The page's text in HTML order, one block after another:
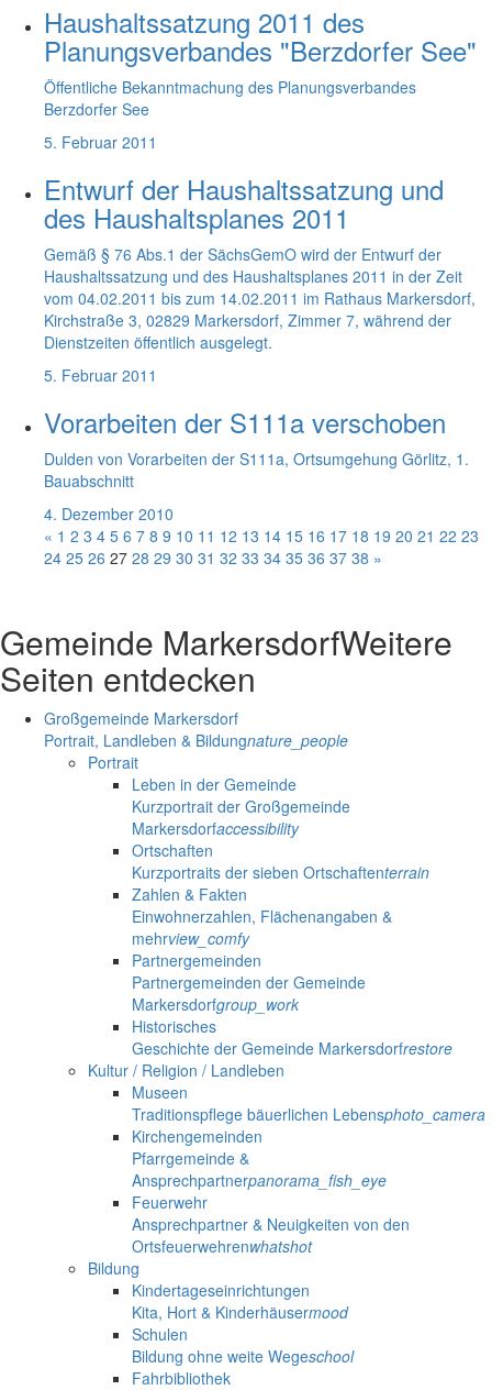
Haushaltssatzung 2011 des
Planungsverbandes "Berzdorfer See"
Öffentliche Bekanntmachung des Planungsverbandes
Berzdorfer See
5. Februar 2011
Entwurf der Haushaltssatzung und
des Haushaltsplanes 2011
Gemäß § 76 Abs.1 der SächsGemO wird der Entwurf der
Haushaltssatzung und des Haushaltsplanes 2011 in der Zeit
vom 04.02.2011 bis zum 14.02.2011 im Rathaus Markersdorf,
Kirchstraße 3, 02829 Markersdorf, Zimmer 7, während der
Dienstzeiten öffentlich ausgelegt.
5. Februar 2011
Vorarbeiten der S111a verschoben
Dulden von Vorarbeiten der S111a, Ortsumgehung Görlitz, 1.
Bauabschnitt
4. Dezember 2010
« 1 2 3 4 5 6 7 8 9 10 11 12 13 14 15 16 17 18 19 20 21 22 23
24 25 26 27 28 29 30 31 32 33 34 35 36 37 38 »
Gemeinde MarkersdorfWeitere
Seiten entdecken
Großgemeinde Markersdorf
Portrait, Landleben & Bildungnature_people
Portrait
Leben in der Gemeinde
Kurzportrait der Großgemeinde
Markersdorfaccessibility
Ortschaften
Kurzportraits der sieben Ortschaftenterrain
Zahlen & Fakten
Einwohnerzahlen, Flächenangaben &
mehrview_comfy
Partnergemeinden
Partnergemeinden der Gemeinde
Markersdorfgroup_work
Historisches
Geschichte der Gemeinde Markersdorfrestore
Kultur / Religion / Landleben
Museen
Traditionspflege bäuerlichen Lebensphoto_camera
Kirchengemeinden
Pfarrgemeinde &
Ansprechpartnerpanorama_fish_eye
Feuerwehr
Ansprechpartner & Neuigkeiten von den
Ortsfeuerwehrenwhatshot
Bildung
Kindertageseinrichtungen
Kita, Hort & Kinderhäusermood
Schulen
Bildung ohne weite Wegeschool
Fahrbibliothek